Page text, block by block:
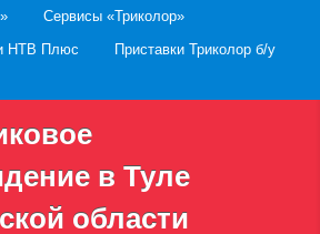
Сервисы «Триколор»
НТВ Плюс
Приставки Триколор б/у
в Туле
области